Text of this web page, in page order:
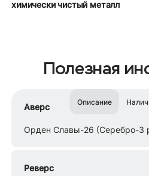
химически чистый металл
Полезная
Описание
Аверс
Орден Славы-26 (Серебро-3
Реверс